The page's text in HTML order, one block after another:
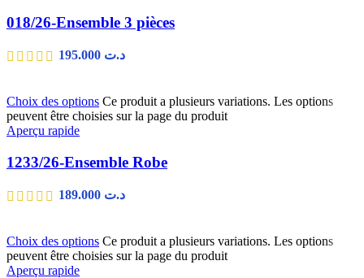
018/26-Ensemble 3 pièces
د.ت
Choix des options Ce produit a plusieurs variations. Les options
peuvent être choisies sur la page du produit
Aperçu rapide
1233/26-Ensemble Robe
د.ت
Choix des options Ce produit a plusieurs variations. Les options
peuvent être choisies sur la page du produit
Aperçu rapide